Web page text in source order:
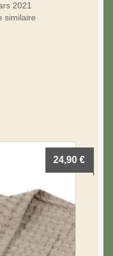
2021
similaire
24,90€